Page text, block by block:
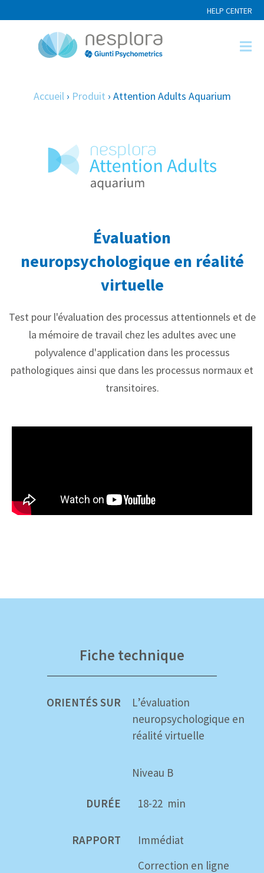
HELP CENTER
Accueil› Produit › Attention Adults Aquarium
Évaluation
neuropsychologique en réalité
virtuelle
Test pour l'évaluation des processus attentionnels et de
la mémoire de travail chez les adultes avec une
polyvalence d'application dans les processus
pathologiques ainsi que dans les processus normaux et
transitoires.
TÉLÉCHARGER LES PROPRIÉTÉS PSYCHOMÉTRIQUES
Fiche technique
ORIENTÉS SUR
L’évaluation
neuropsychologique en
réalité virtuelle
Niveau B
DURÉE 18-22 min
RAPPORT
Immédiat
Correction en ligne